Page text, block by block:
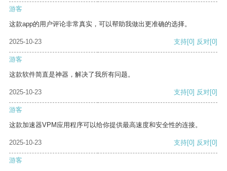
游客
这款app的用户评论非常真实，可以帮助我做出更准确的选择。
2025-10-23 支持[0] 反对[0]
游客
这款软件简直是神器，解决了我所有问题。
2025-10-23 支持[0] 反对[0]
游客
这款加速器VPM应用程序可以给你提供最高速度和安全性的连接。
2025-10-23 支持[0] 反对[0]
游客